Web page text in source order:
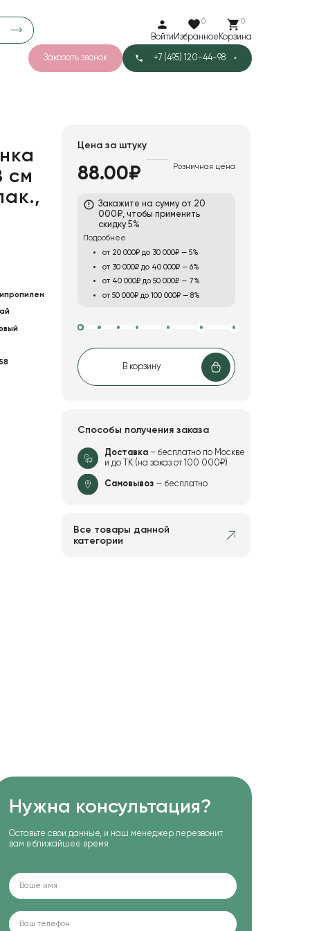
Войти
0
Избранное
0
Корзина
Заказать звонок +7 (495) 120-44-98
см
Цена за штуку
88.00₽ Розничная цена
Закажите на сумму от 20
000₽, чтобы применить
скидку 5%
Подробнее
от 20 000₽ до 30 000₽ — 5%
от 30 000₽ до 40 000₽ — 6%
от 40 000₽ до 50 000₽ — 7%
от 50 000₽ до 100 000₽ — 8%
В корзину
Способы получения заказа
Доставка– бесплатно по Москве
и до ТК (на заказ от 100 000₽)
Самовывоз— бесплатно
Все товары данной
категории
Нужна консультация?
Оставьте свои данные, и наш менеджер перезвонит
вам в ближайшее время